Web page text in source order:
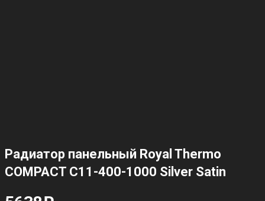
Радиатор панельный Royal Thermo
COMPACT C11-400-1000 Silver Satin